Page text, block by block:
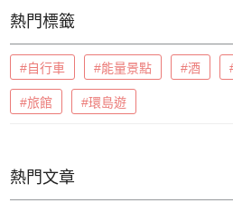
熱門標籤
#自行車 #能量景點 #酒
#旅館 #環島遊
熱門文章